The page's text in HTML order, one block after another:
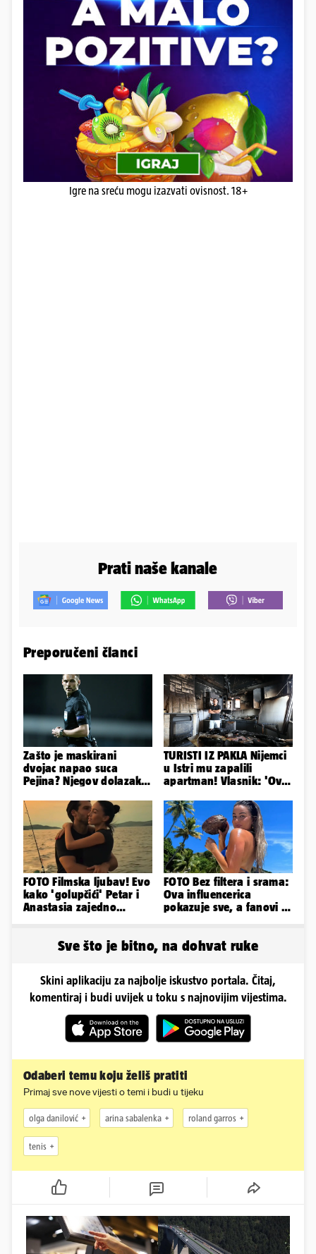
Igre na sreću mogu izazvati ovisnost. 18+
Prati naše kanale
Preporučeni članci
Zašto je maskirani
dvojac napao suca
Pejina? Njegov dolazak u
čuđenje
TURISTI IZ PAKLA Nijemci
u Istri mu zapalili
apartman! Vlasnik: 'Ovo
FOTO Filmska ljubav! Evo
kako 'golupčići' Petar i
Anastasia zajedno
FOTO Bez filtera i srama:
Ova influencerica
pokazuje sve, a fanovi je
Sve što je bitno, na dohvat ruke
Skini aplikaciju za najbolje iskustvo portala. Čitaj,
komentiraj i budi uvijek u toku s najnovijim vijestima.
Odaberi temu koju želiš pratiti
Primaj sve nove vijesti o temi i budi u tijeku
olga danilović arina sabalenka roland garros
tenis